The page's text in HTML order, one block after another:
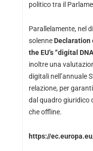
politico tra il
Parallelamente, nel
solenne Declaration
the EU’s “digital
inoltre una
digitali nell’annuale
relazione, per
dal quadro giuridico
che offline.
https://